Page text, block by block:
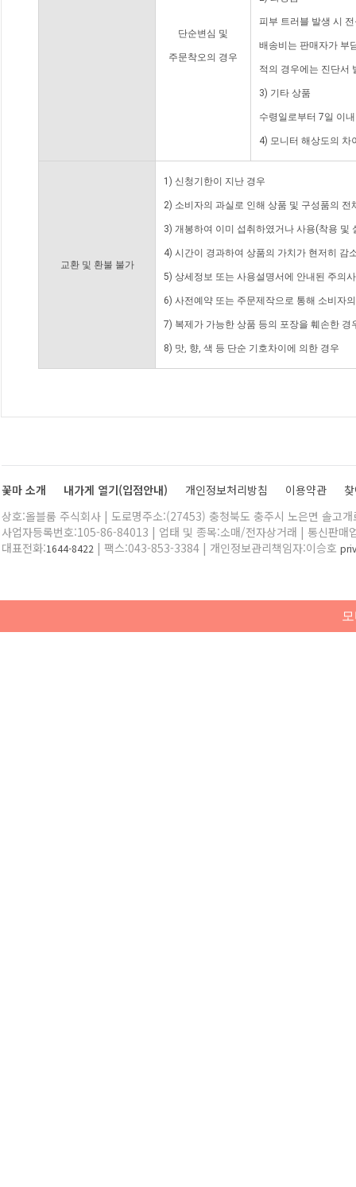
단순변심 및
주문착오의 경우
피부 트러블 발생 시
배송비는 판매자가 부
적의 경우에는 진단서
3) 기타 상품
수령일로부터 7일 이
4) 모니터 해상도의 차
교환 및 환불 불가
1) 신청기한이 지난 경우
2) 소비자의 과실로 인해 상품 및 구성품의
3) 개봉하여 이미 섭취하였거나 사용(착용 및
4) 시간이 경과하여 상품의 가치가 현저히 감
5) 상세정보 또는 사용설명서에 안내된 주의
6) 사전예약 또는 주문제작으로 통해 소비자
7) 복제가 가능한 상품 등의 포장을 훼손한 경
8) 맛, 향, 색 등 단순 기호차이에 의한 경우
꽃마 소개 내가게 열기(입점안내) 개인정보처리방침 이용약관
상호:올블룸 주식회사 | 도로명주소:(27453) 충청북도 충주시 노은면 솔고
사업자등록번호:105-86-84013 | 업태 및 종목:소매/전자상거래 | 통신판매
대표전화:1644-8422 | 팩스:043-853-3384 | 개인정보관리책임자:이승호